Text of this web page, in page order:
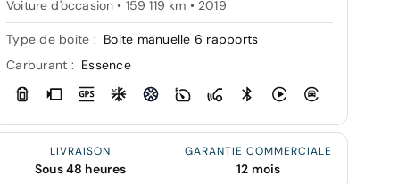
Voiture d'occasion • 159 119 km • 2019
Type de boîte : Boîte manuelle 6 rapports
Carburant : Essence
LIVRAISON
Sous 48 heures
GARANTIE COMMERCIALE
12 mois